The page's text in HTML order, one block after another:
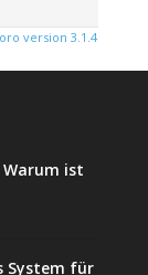
version 3.1.4
Warum ist
System für